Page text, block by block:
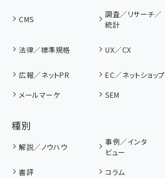
CMS
調査／リサーチ／
統計
法律／標準規格 UX／CX
広報／ネットPR
EC／ネットショップ
メールマーケ
SEM
種別
解説／ノウハウ
事例／インタ
ビュー
書評 コラム